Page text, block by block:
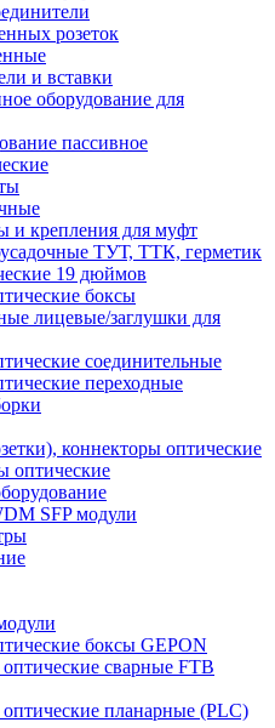
розеток
и вставки
оборудование для
пассивное
и крепления для муфт
ТУТ, ТТК, герметик
19 дюймов
боксы
лицевые/заглушки для
соединительные
переходные
коннекторы оптические
оптические
SFP модули
боксы GEPON
оптические сварные FTB
оптические планарные (PLC)